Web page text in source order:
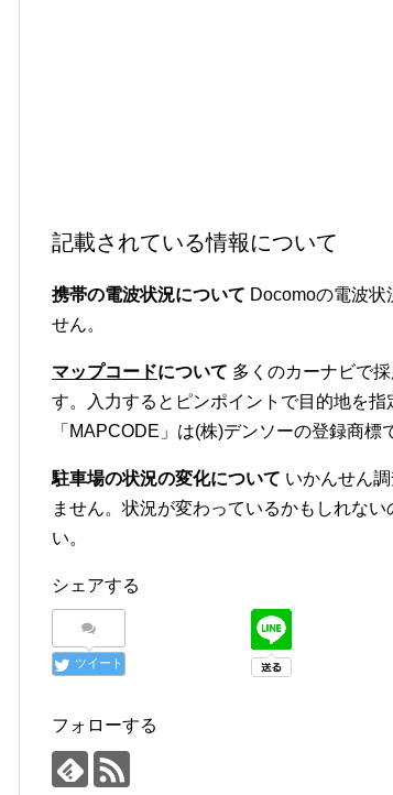
記載されている情報について
携帯の電波状況について Docomoの電波状
せん。
マップコードについて 多くのカーナビで
す。入力するとピンポイントで目的地を
「MAPCODE」は(株)デンソーの登録商標
駐車場の状況の変化について いかんせん
ません。状況が変わっているかもしれな
い。
シェアする
ツイート
フォローする